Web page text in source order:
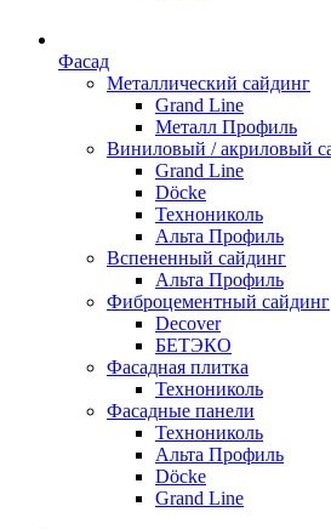
Фасад
Металлический сайдинг
Grand Line
Металл Профиль
Виниловый / акриловый
Grand Line
Döсkе
Технониколь
Альта Профиль
Вспененный сайдинг
Альта Профиль
Фиброцементный сайдинг
Decover
БЕТЭКО
Фасадная плитка
Технониколь
Фасадные панели
Технониколь
Альта Профиль
Döсkе
Grand Line